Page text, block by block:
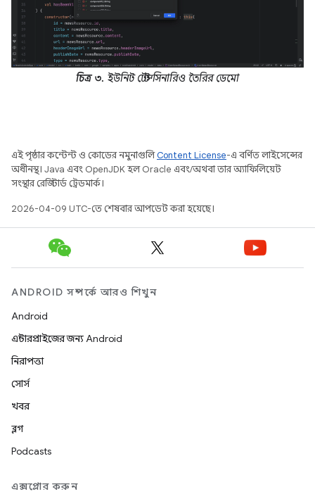
চিত্র ৩. ইউনিট টেস্ট সিনারিও তৈরির ডেমো
এই পৃষ্ঠার কন্টেন্ট ও কোডের নমুনাগুলিContent License-এ বর্ণিত লাইসেন্সের
অধীনস্থ। Java এবং OpenJDK হল Oracle এবং/অথবা তার অ্যাফিলিয়েট
সংস্থার রেজিস্টার্ড ট্রেডমার্ক।
2026-04-09 UTC-তে শেষবার আপডেট করা হয়েছে।
ANDROID সম্পর্কে আরও শিখুন
Android
এন্টারপ্রাইজের জন্য Android
নিরাপত্তা
সোর্স
খবর
ব্লগ
Podcasts
এক্সপ্লোর করুন